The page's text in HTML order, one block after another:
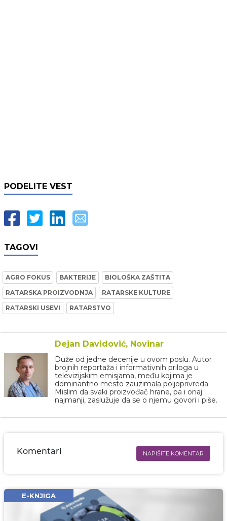
PODELITE VEST
TAGOVI
AGRO FOKUS BAKTERIJE
BIOLOŠKA ZAŠTITA
RATARSKA PROIZVODNJA
RATARSKE KULTURE
RATARSKI USEVI
RATARSTVO
Dejan Davidović, Novinar
Duže od jedne decenije u ovom poslu. Autor
brojnih reportaža i informativnih priloga u
televizijskim emisjama, među kojima je
dominantno mesto zauzimala poljoprivreda.
Mislim da svaki proizvođač hrane, pa i onaj
najmanji, zaslužuje da se o njemu govori i piše.
Komentari NAPIŠITE KOMENTAR
Email* obavezno
Komentar* obavezno
E-KNJIGA